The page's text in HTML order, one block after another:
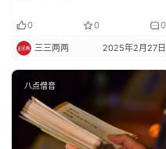
0 0 0
三三两两 2025年2月27日
八点僧音